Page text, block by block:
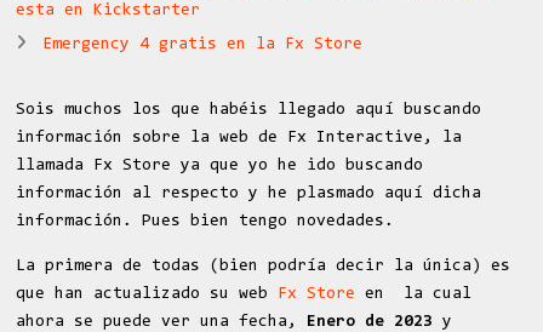
esta en Kickstarter
Emergency 4 gratis en la Fx Store
Sois muchos los que habéis llegado aquí buscando
información sobre la web de Fx Interactive, la
llamada Fx Store ya que yo he ido buscando
información al respecto y he plasmado aquí dicha
información. Pues bien tengo novedades.
La primera de todas (bien podría decir la única) es
que han actualizado su web
Fx Store
en la cual
ahora se puede ver una fecha,
Enero de 2023
y